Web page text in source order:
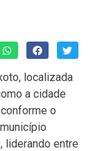
localizada
a cidade
o
liderando entre